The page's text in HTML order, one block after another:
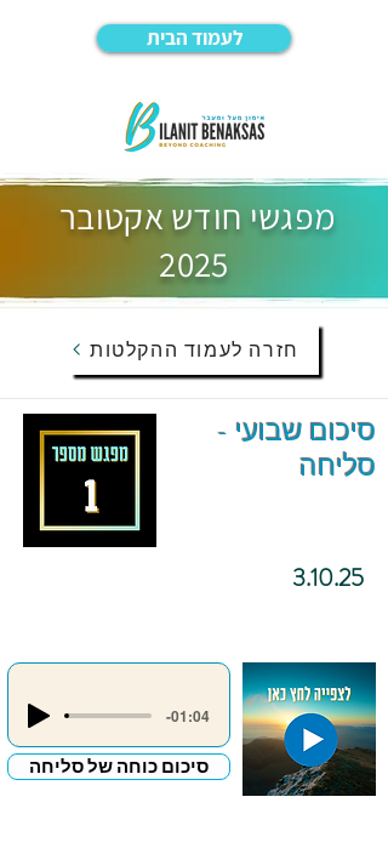
לעמוד הבית
מפגשי חודש אקטובר
2025
חזרה לעמוד ההקלטות
סיכום שבועי -
סליחה
3.10.25
-01:04
סיכום כוחה של סליחה